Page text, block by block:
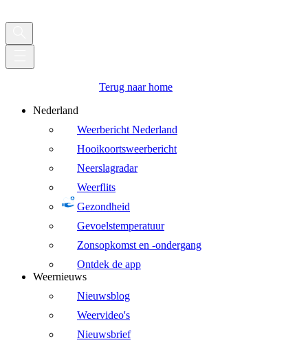
Terug naar home
Nederland
Weerbericht Nederland
Hooikoortsweerbericht
Neerslagradar
Weerflits
Gezondheid
Gevoelstemperatuur
Zonsopkomst en -ondergang
Ontdek de app
Weernieuws
Nieuwsblog
Weervideo's
Nieuwsbrief